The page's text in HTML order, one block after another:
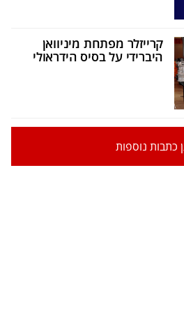
קרייזלר מפתחת מיניוואן
היברידי על בסיס הידראולי
כתבות נוספות